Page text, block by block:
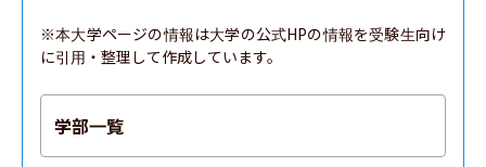
※本大学ページの情報は大学の公式HPの情報を受験生向け
に引用・整理して作成しています。
学部一覧